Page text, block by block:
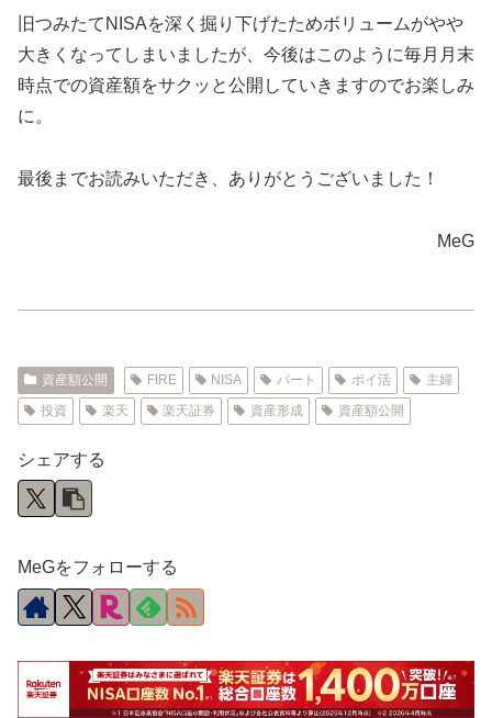
旧つみたてNISAを深く掘り下げたためボリュームがやや
大きくなってしまいましたが、 今後はこのように毎月月末
時点での資産額をサクッと公開していきますのでお楽しみ
に。
最後までお読みいただき、ありがとうございました！
MeG
資産額公開 FIRE NISA パート ポイ活
主婦
投資
楽天 楽天証券 資産形成 資産額公開
シェアする
MeGをフォローする